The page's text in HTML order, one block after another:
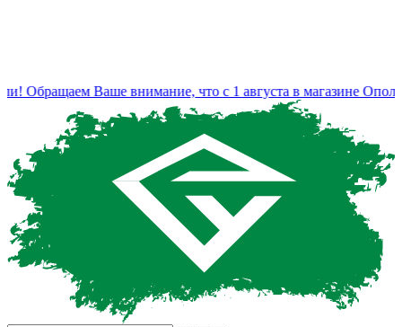
Обращаем Ваше внимание, что с 1 августа в магазине